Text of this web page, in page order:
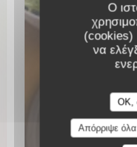
Ο
(cookies)
να
OK,
Απόρριψε